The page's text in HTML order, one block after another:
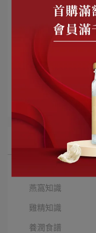
所有文章主題
燕窩知識
雞精知識
養潤食譜